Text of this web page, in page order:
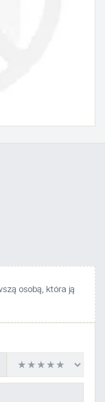
osobą, która ją